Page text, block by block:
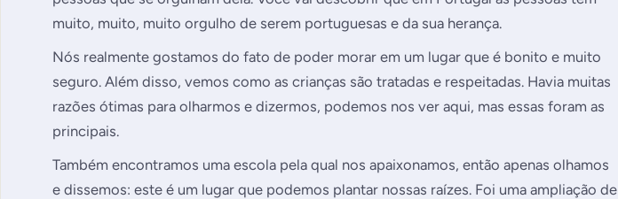
muito, muito, muito orgulho de serem portuguesas e da sua herança.
Nós realmente gostamos do fato de poder morar em um lugar que é bonito e muito
seguro. Além disso, vemos como as crianças são tratadas e respeitadas. Havia muitas
razões ótimas para olharmos e dizermos, podemos nos ver aqui, mas essas foram as
principais.
Também encontramos uma escola pela qual nos apaixonamos, então apenas olhamos
e dissemos: este é um lugar que podemos plantar nossas raízes. Foi uma ampliação de